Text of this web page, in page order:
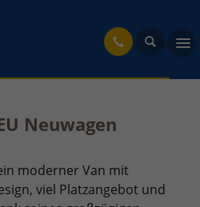
Neuwagen
moderner Van mit
viel Platzangebot und